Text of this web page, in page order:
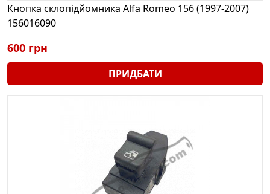
Кнопка склопідйомника Alfa Romeo 156 (1997-2007)
156016090
600 грн
ПРИДБАТИ